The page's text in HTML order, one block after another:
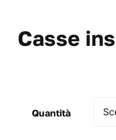
Casse
Quantità